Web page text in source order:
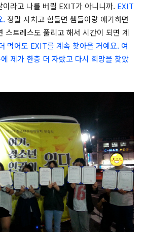
이라고 나를 버릴 EXIT가 아니니까. EXIT
. 정말 지치고 힘들면 쌤들이랑 얘기하면
스트레스도 풀리고 해서 시간이 되면 계
먹어도 EXIT를 계속 찾아올 거예요. 여
제가 한층 더 자랐고 다시 희망을 찾았